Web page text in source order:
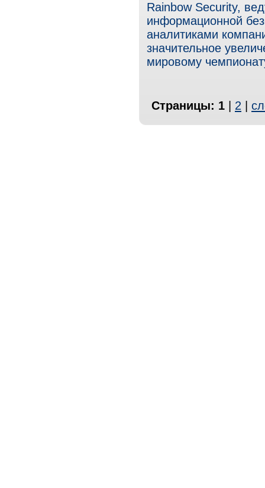
Rainbow Security,
информационной
аналитиками
значительное
мировому
Страницы: 1 2